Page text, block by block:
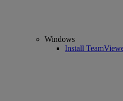
Windows
Install